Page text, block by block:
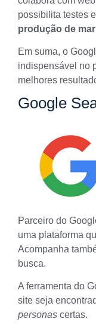
possibilita testes
produção de
Em suma, o
indispensável no
melhores
Google
Parceiro do
uma plataforma
Acompanha
busca.
A ferramenta do
site seja
personas certas.